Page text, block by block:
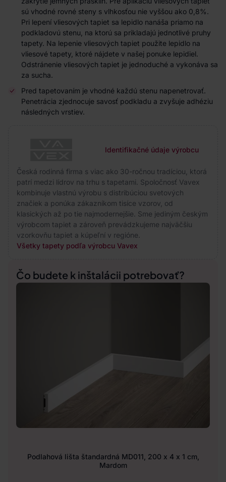
sú vhodné rovné steny s vlhkosťou nie vyššou ako 0,8%.
Pri lepení vliesových tapiet sa lepidlo nanáša priamo na
podkladovú stenu, na ktorú sa prikladajú jednotlivé pruhy
tapety. Na lepenie vliesových tapiet použite lepidlo na
vliesové tapety, ktoré nájdete v našej ponuke lepidiel.
Odstránenie vliesových tapiet je jednoduché a vykonáva sa
za sucha.
Pred tapetovaním je vhodné každú stenu napenetrovať.
Penetrácia zjednocuje savosť podkladu a zvyšuje adhéziu
následných vrstiev.
Identifikačné údaje výrobcu
Česká rodinná firma s viac ako 30-ročnou tradíciou, ktorá
patrí medzi lídrov na trhu s tapetami. Spoločnosť Vavex
kombinuje vlastnú výrobu s distribúciou svetových
značiek a ponúka zákazníkom tisíce vzorov, od
klasických až po tie najmodernejšie. Sme jediným českým
výrobcom tapiet a zároveň prevádzkujeme najväčšiu
vzorkovňu tapiet a kúpeľní v regióne.
Všetky tapety podľa výrobcu Vavex
Čo budete k inštalácii potrebovať?
Podlahová lišta štandardná MD011, 200 x 4 x 1 cm,
Mardom